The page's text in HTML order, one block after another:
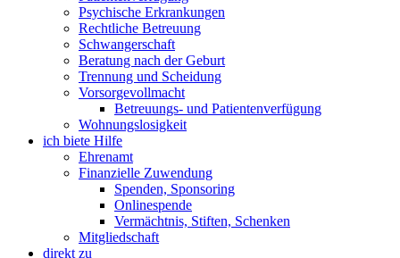
Psychische Erkrankungen
Rechtliche Betreuung
Schwangerschaft
Beratung nach der Geburt
Trennung und Scheidung
Vorsorgevollmacht
Betreuungs- und Patientenverfügung
Wohnungslosigkeit
ich biete Hilfe
Ehrenamt
Finanzielle Zuwendung
Spenden, Sponsoring
Onlinespende
Vermächtnis, Stiften, Schenken
Mitgliedschaft
direkt zu